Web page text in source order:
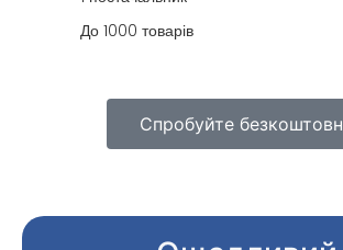
До 1000 товарів
Спробуйте